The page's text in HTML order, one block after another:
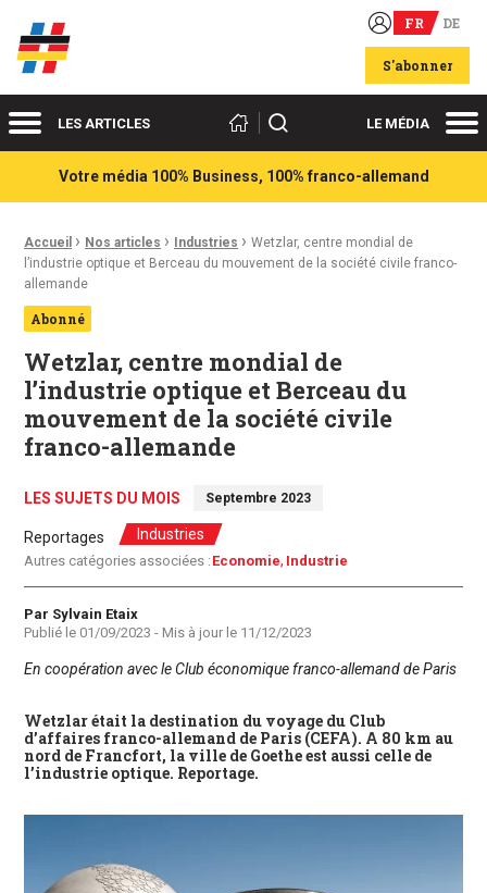
Acteurs du franco-allemand FR DE
S'abonner
MenuLES ARTICLES Rechercher LE MÉDIA
Votre média 100% Business, 100% franco-allemand
Fil d'Ariane :
Accueil › Nos articles › Industries › Wetzlar, centre mondial de
l’industrie optique et Berceau du mouvement de la société civile franco-
allemande
Abonné
Wetzlar, centre mondial de
l’industrie optique et Berceau du
mouvement de la société civile
franco-allemande
LES SUJETS DU MOIS Septembre 2023
Reportages Industries
Autres catégories associées : Economie Industrie
Auteur
Par Sylvain Etaix
Publié le 01/09/2023 - Mis à jour le 11/12/2023
En coopération avec le Club économique franco-allemand de Paris
Wetzlar était la destination du voyage du Club
d’affaires franco-allemand de Paris (CEFA). A 80 km au
nord de Francfort, la ville de Goethe est aussi celle de
l’industrie optique. Reportage.